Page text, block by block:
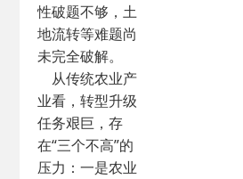
性破题不够，土
地流转等难题尚
未完全破解。
从传统农业产
业看，转型升级
任务艰巨，存
在“三个不高”的
压力：一是农业